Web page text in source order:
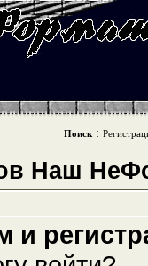
Поиск :
Наш
и